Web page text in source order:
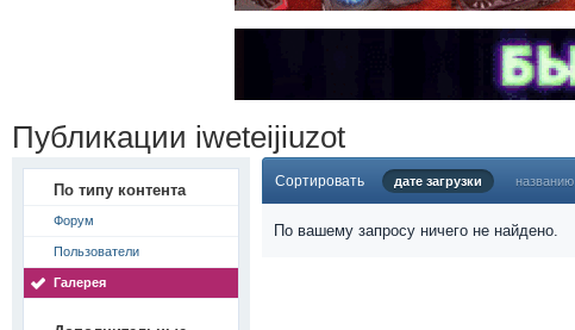
Публикации iweteijiuzot
По типу контента
Форум
Пользователи
Галерея
Сортировать дате загрузки названию
По вашему запросу ничего не найдено.